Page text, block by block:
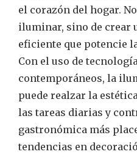
el corazón del hogar.
iluminar, sino de crear
eficiente que potencie
Con el uso de
contemporáneos, la
puede realzar la
las tareas diarias y
gastronómica más
tendencias en